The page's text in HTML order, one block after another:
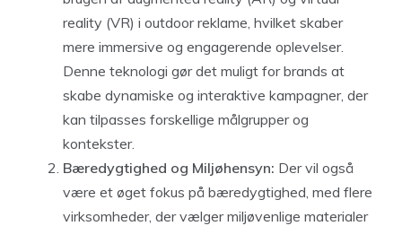
reality (VR) i outdoor reklame, hvilket skaber
mere immersive og engagerende oplevelser.
Denne teknologi gør det muligt for brands at
skabe dynamiske og interaktive kampagner, der
kan tilpasses forskellige målgrupper og
kontekster.
Bæredygtighed og Miljøhensyn: Der vil også
være et øget fokus på bæredygtighed, med flere
virksomheder, der vælger miljøvenlige materialer